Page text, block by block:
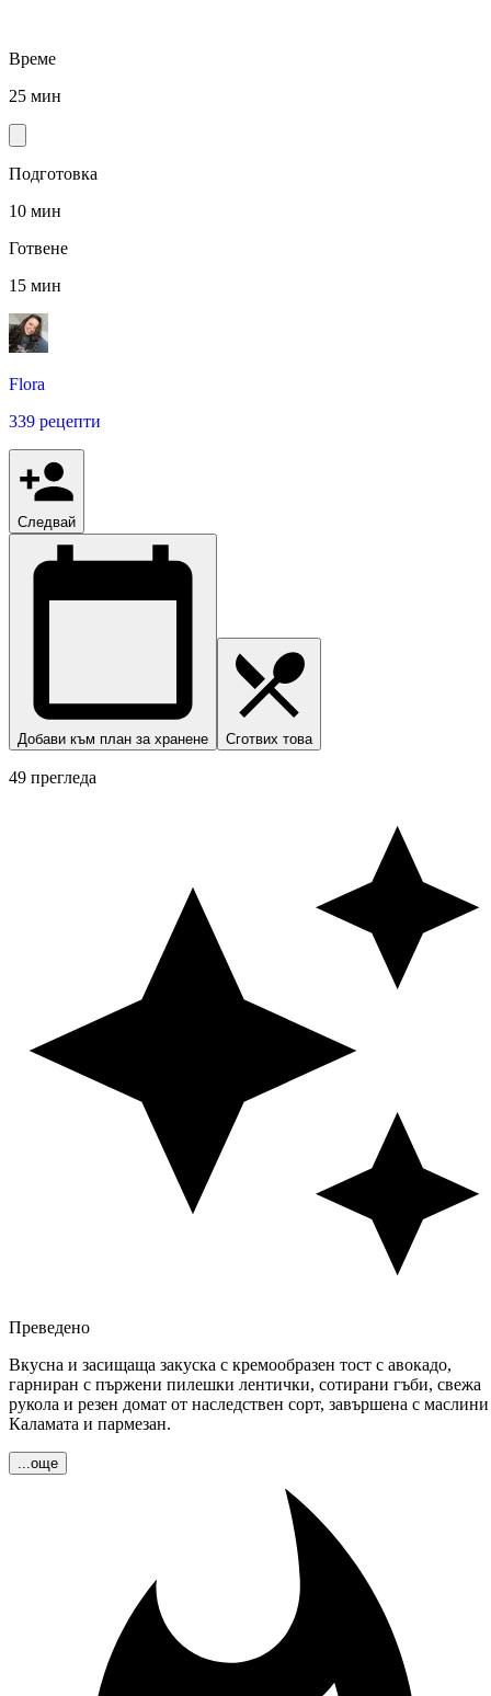
Време
25 мин
Подготовка
10 мин
Готвене
15 мин
Flora
339 рецепти
Следвай
Добави към план за хранене Сготвих това
49 прегледа
Преведено
Вкусна и засищаща закуска с кремообразен тост с авокадо,
гарниран с пържени пилешки лентички, сотирани гъби, свежа
рукола и резен домат от наследствен сорт, завършена с маслини
Каламата и пармезан.
...още